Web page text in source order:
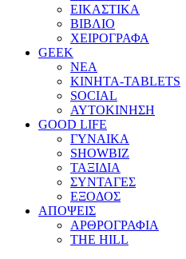
ΕΙΚΑΣΤΙΚΑ
ΒΙΒΛΙΟ
ΧΕΙΡΟΓΡΑΦΑ
GEEK
ΝΕΑ
ΚΙΝΗΤΑ-TABLETS
SOCIAL
ΑΥΤΟΚΙΝΗΣΗ
GOOD LIFE
ΓΥΝΑΙΚΑ
SHOWBIZ
ΤΑΞΙΔΙΑ
ΣΥΝΤΑΓΕΣ
ΕΞΟΔΟΣ
ΑΠΟΨΕΙΣ
ΑΡΘΡΟΓΡΑΦΙΑ
THE HILL